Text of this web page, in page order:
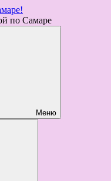
по Самаре
Меню